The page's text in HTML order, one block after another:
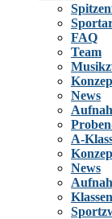
FAQ
Team
News
A-
News